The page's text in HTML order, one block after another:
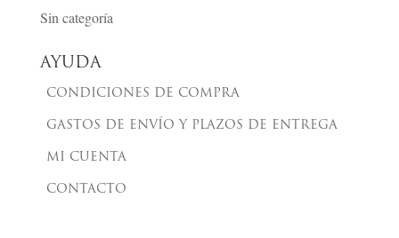
Sin categoría
AYUDA
CONDICIONES DE COMPRA
GASTOS DE ENVÍO Y PLAZOS DE ENTREGA
MI CUENTA
CONTACTO